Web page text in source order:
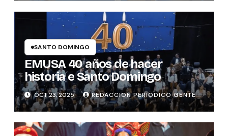
SANTO DOMINGO
EMUSA 40 años de hacer
historia e Santo Domingo
OCT 23, 2025 REDACCION PERIODICO GENTE